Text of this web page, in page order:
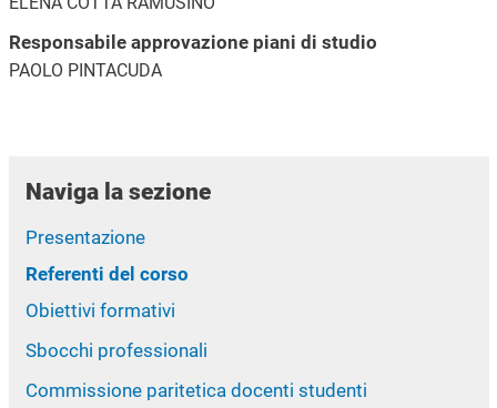
Responsabile approvazione piani di studio
PAOLO PINTACUDA
Naviga la sezione
Presentazione
Referenti del corso
Obiettivi formativi
Sbocchi professionali
Commissione paritetica docenti studenti